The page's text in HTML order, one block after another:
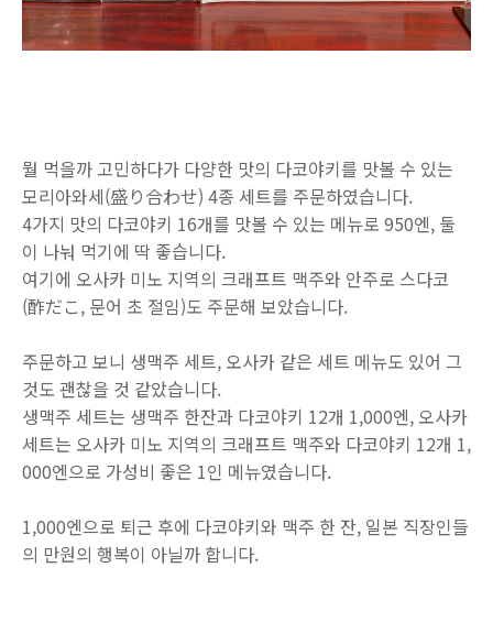
뭘 먹을까 고민하다가 다양한 맛의 다코야키를 맛볼 수 있는
모리아와세(盛り合わせ) 4종 세트를 주문하였습니다.
4가지 맛의 다코야키 16개를 맛볼 수 있는 메뉴로 950엔, 둘
이 나눠 먹기에 딱 좋습니다.
여기에 오사카 미노 지역의 크래프트 맥주와 안주로 스다코
(酢だこ, 문어 초 절임)도 주문해 보았습니다.
주문하고 보니 생맥주 세트, 오사카 같은 세트 메뉴도 있어 그
것도 괜찮을 것 같았습니다.
생맥주 세트는 생맥주 한잔과 다코야키 12개 1,000엔, 오사카
세트는 오사카 미노 지역의 크래프트 맥주와 다코야키 12개 1,
000엔으로 가성비 좋은 1인 메뉴였습니다.
1,000엔으로 퇴근 후에 다코야키와 맥주 한 잔, 일본 직장인들
의 만원의 행복이 아닐까 합니다.